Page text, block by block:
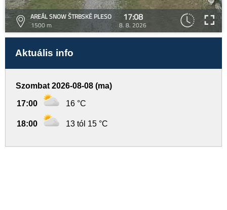
AREÁL SNOW ŠTRBSKÉ PLESO
1500 m
17:08
8. 8. 2026
Aktuális info
Szombat 2026-08-08 (ma)
17:00 16 °C
18:00 13 tól 15 °C